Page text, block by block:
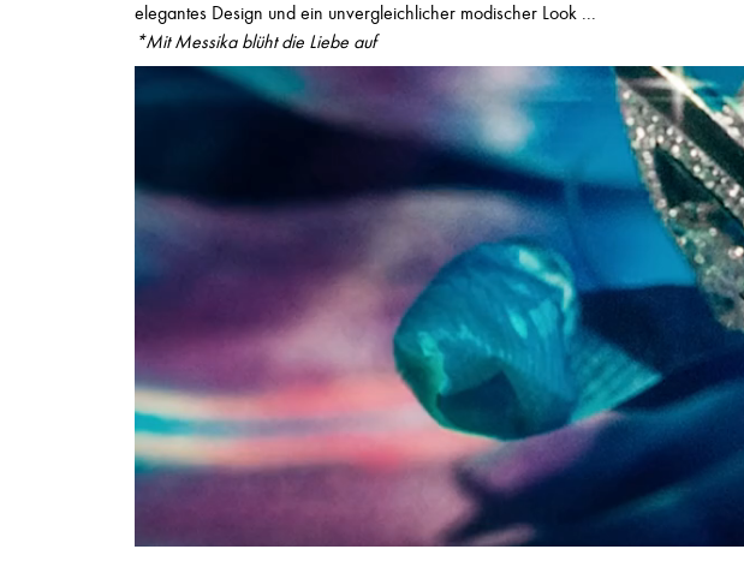
elegantes Design und ein unvergleichlicher modischer Look ...
*Mit Messika blüht die Liebe auf